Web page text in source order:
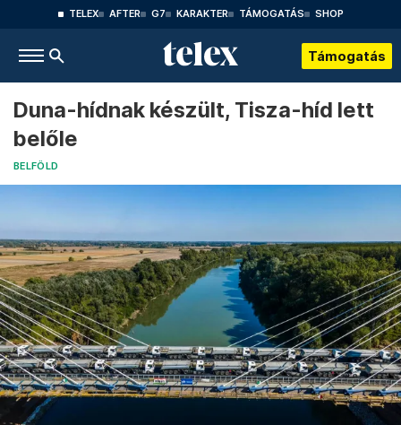
TELEX AFTER G7 KARAKTER TÁMOGATÁS SHOP
Támogatás
Duna-hídnak készült, Tisza-híd lett
belőle
BELFÖLD